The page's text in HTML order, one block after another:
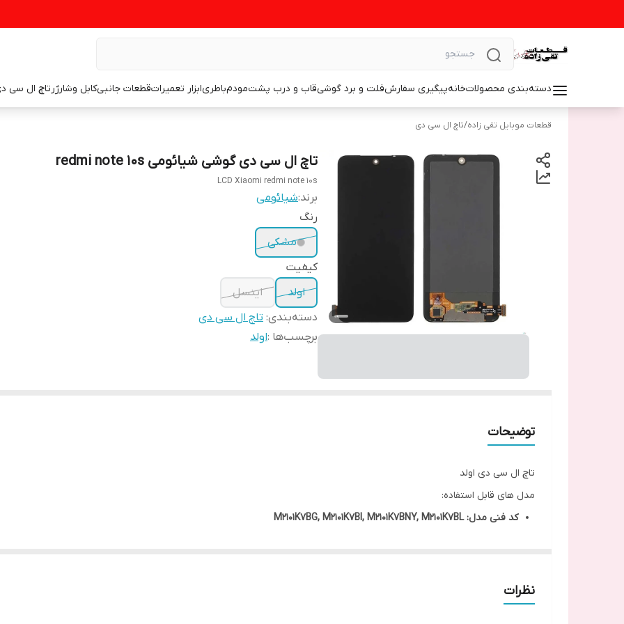
دسته‌بندی محصولاتخانهپیگیری سفارشفلت و برد گوشیقاب و درب پشتمودمباطریابزار تعمیراتقطعات جانبیکابل وشارژرتاچ ال سی
قطعات موبایل تقی زاده/تاچ ال سی دی
تاچ ال سی دی گوشی شیائومی redmi note 10s
LCD Xiaomi redmi note 10s
برند:شیائومی
رنگ
مشکی
کیفیت
اولد
اینسل
دسته‌بندی: تاچ ال سی دی
برچسب‌ها :اولد
توضیحات
تاچ ال سی دی اولد
مدل های قابل استفاده:
کد فنی مدل: M2101K7BG, M2101K7BI, M2101K7BNY, M2101K7BL
نظرات